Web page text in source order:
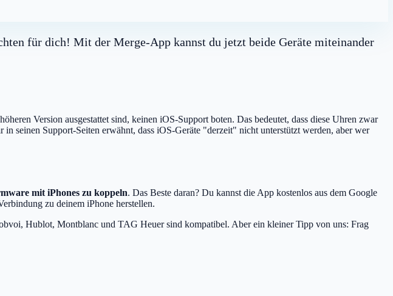
für dich! Mit der Merge-App kannst du jetzt beide Geräte miteinander
Version ausgestattet sind, keinen iOS-Support boten. Das bedeutet, dass diese Uhren zwar
seinen Support-Seiten erwähnt, dass iOS-Geräte "derzeit" nicht unterstützt werden, aber wer
mit iPhones zu koppeln. Das Beste daran? Du kannst die App kostenlos aus dem Google
zu deinem iPhone herstellen.
Hublot, Montblanc und TAG Heuer sind kompatibel. Aber ein kleiner Tipp von uns: Frag